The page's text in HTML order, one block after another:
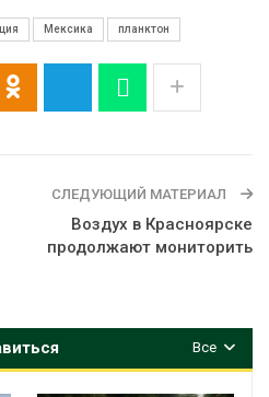
Мексика планктон
СЛЕДУЮЩИЙ МАТЕРИАЛ
Воздух в Красноярске
продолжают мониторить
Все